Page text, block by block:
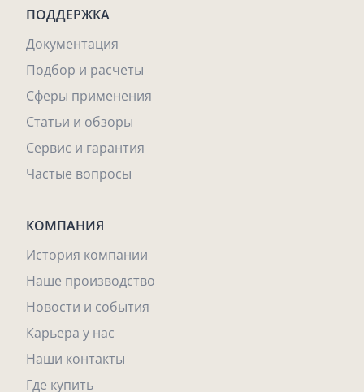
ПОДДЕРЖКА
Документация
Подбор и расчеты
Сферы применения
Статьи и обзоры
Сервис и гарантия
Частые вопросы
КОМПАНИЯ
История компании
Наше производство
Новости и события
Карьера у нас
Наши контакты
Где купить